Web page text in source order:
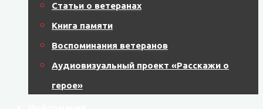
Статьи о ветеранах
Книга памяти
Воспоминания ветеранов
Аудиовизуальный проект «Расскажи о
герое»